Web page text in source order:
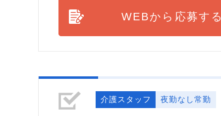
WEBから応募する
介護スタッフ 夜勤なし常勤